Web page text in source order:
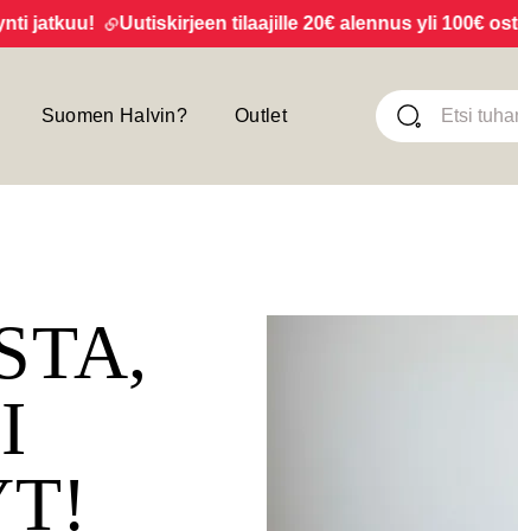
Uutiskirjeen tilaajille 20€ alennus yli 100€
Suomen Halvin? Outlet